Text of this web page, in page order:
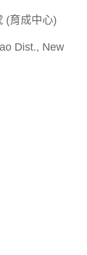
(育成中心)
Dist., New